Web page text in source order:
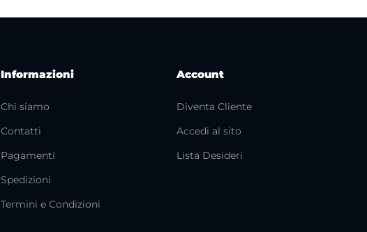
Informazioni
Chi siamo
Contatti
Pagamenti
Spedizioni
Termini e Condizioni
Account
Diventa Cliente
Accedi al sito
Lista Desideri